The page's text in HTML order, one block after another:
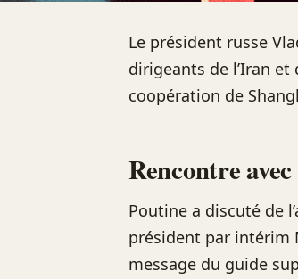
Le président russe
dirigeants de l’Iran
coopération de
Rencontre
Poutine a discuté de
président par intérim
message du guide